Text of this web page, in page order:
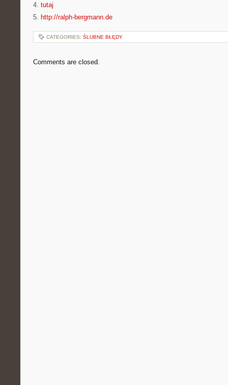
4. tutaj
5. http://ralph-bergmann.de
CATEGORIES: ŚLUBNE BŁĘDY
Comments are closed.